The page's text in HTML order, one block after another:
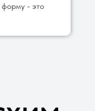
форму - это